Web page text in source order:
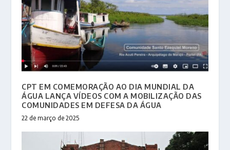
CPT EM COMEMORAÇÃO AO DIA MUNDIAL DA
ÁGUA LANÇA VÍDEOS COM A MOBILIZAÇÃO DAS
COMUNIDADES EM DEFESA DA ÁGUA
22 de março de 2025